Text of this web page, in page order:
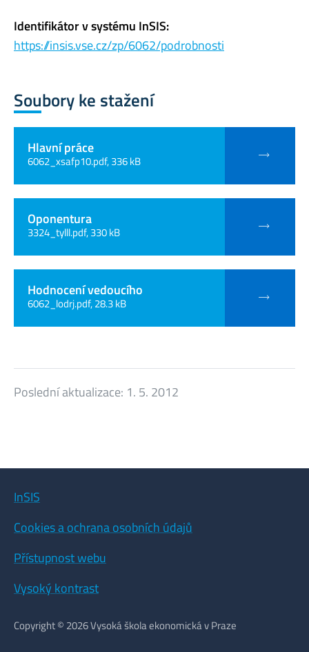
Identifikátor v systému InSIS:
https://insis.vse.cz/zp/6062/podrobnosti
Soubory ke stažení
Hlavní práce
6062_xsafp10.pdf, 336 kB
Oponentura
3324_tylll.pdf, 330 kB
Hodnocení vedoucího
6062_lodrj.pdf, 28.3 kB
Poslední aktualizace: 1. 5. 2012
InSIS
Cookies a ochrana osobních údajů
Přístupnost webu
Vysoký kontrast
Copyright © 2026 Vysoká škola ekonomická v Praze